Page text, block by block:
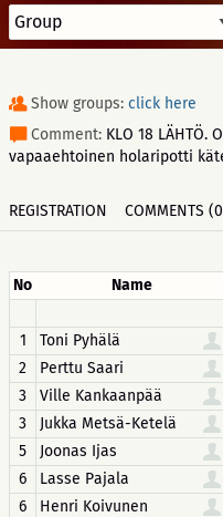
Show groups: click here
Comment: KLO 18 LÄHTÖ.
vapaaehtoinen holaripotti
REGISTRATION COMMENTS
No Name
1
Toni Pyhälä
2
Perttu Saari
3
Ville Kankaanpää
3
Jukka Metsä-Ketelä
5
Joonas Ijas
6
Lasse Pajala
6
Henri Koivunen